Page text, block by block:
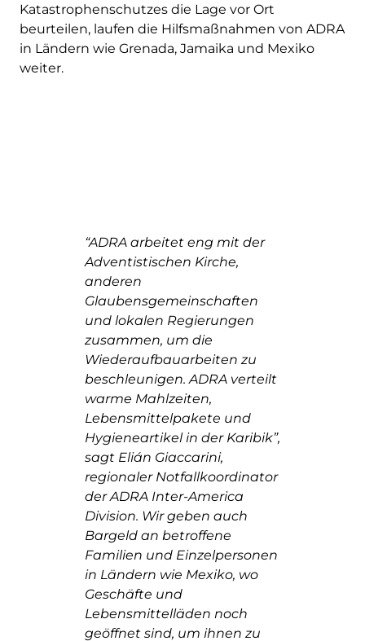
Katastrophenschutzes die Lage vor Ort
beurteilen, laufen die Hilfsmaßnahmen von ADRA
in Ländern wie Grenada, Jamaika und Mexiko
weiter.
“ADRA arbeitet eng mit der
Adventistischen Kirche,
anderen
Glaubensgemeinschaften
und lokalen Regierungen
zusammen, um die
Wiederaufbauarbeiten zu
beschleunigen. ADRA verteilt
warme Mahlzeiten,
Lebensmittelpakete und
Hygieneartikel in der Karibik”,
sagt Elián Giaccarini,
regionaler Notfallkoordinator
der ADRA Inter-America
Division. Wir geben auch
Bargeld an betroffene
Familien und Einzelpersonen
in Ländern wie Mexiko, wo
Geschäfte und
Lebensmittelläden noch
geöffnet sind, um ihnen zu